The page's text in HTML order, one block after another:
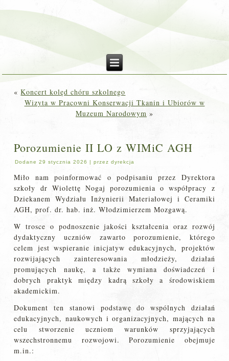
«Koncert kolęd chóru szkolnego
Wizyta w Pracowni Konserwacji Tkanin i Ubiorów w
Muzeum Narodowym »
Porozumienie II LO z WIMiC AGH
Dodane 29 stycznia 2026 |przez dyrekcja
Miło nam poinformować o podpisaniu przez Dyrektora
szkoły dr Wiolettę Nogaj porozumienia o współpracy z
Dziekanem Wydziału Inżynierii Materiałowej i Ceramiki
AGH, prof. dr. hab. inż. Włodzimierzem Mozgawą.
W trosce o podnoszenie jakości kształcenia oraz rozwój
dydaktyczny uczniów zawarto porozumienie, którego
celem jest wspieranie inicjatyw edukacyjnych, projektów
rozwijających zainteresowania młodzieży, działań
promujących naukę, a także wymiana doświadczeń i
dobrych praktyk między kadrą szkoły a środowiskiem
akademickim.
Dokument ten stanowi podstawę do wspólnych działań
edukacyjnych, naukowych i organizacyjnych, mających na
celu stworzenie uczniom warunków sprzyjających
wszechstronnemu rozwojowi. Porozumienie obejmuje
m.in.: